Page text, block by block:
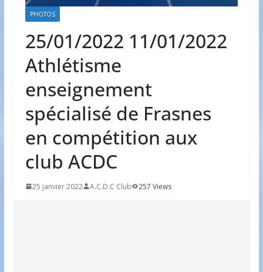
PHOTOS
25/01/2022 11/01/2022
Athlétisme
enseignement
spécialisé de Frasnes
en compétition aux
club ACDC
25 janvier 2022 A.C.D.C Club 257 Views